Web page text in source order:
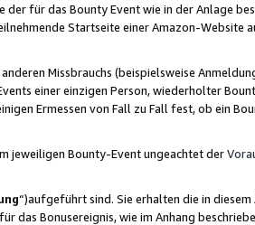
der für das Bounty Event wie in der Anlage
Startseite einer Amazon-Website
Missbrauchs (beispielsweise
einer einzigen Person, wiederholter
Ermessen von Fall zu Fall fest, ob ein
jeweiligen Bounty-Event ungeachtet der
“)aufgeführt sind. Sie erhalten die in diesem
das Bonusereignis, wie im Anhang